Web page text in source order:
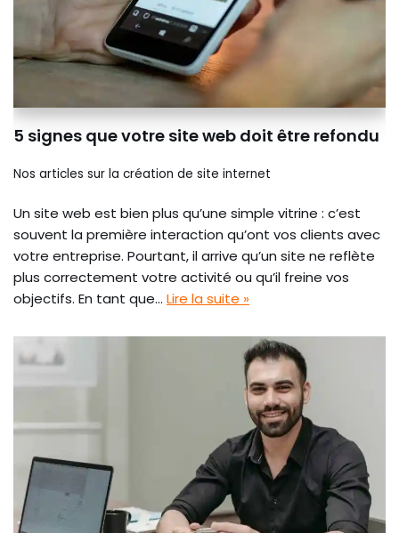
5 signes que votre site web doit être refondu
Nos articles sur la création de site internet
Un site web est bien plus qu’une simple vitrine : c’est
souvent la première interaction qu’ont vos clients avec
votre entreprise. Pourtant, il arrive qu’un site ne reflète
plus correctement votre activité ou qu’il freine vos
objectifs. En tant que… Lire la suite »